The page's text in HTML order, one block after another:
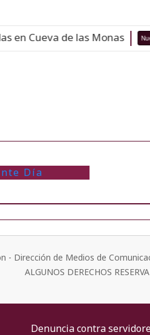
Cueva de las Monas Nuevo
Día
- Dirección de Medios de
ALGUNOS DERECHOS
Denuncia contra